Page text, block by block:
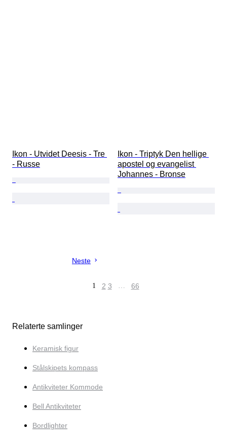
Ikon - Utvidet Deesis - Tre
- Russe
Ikon - Triptyk Den hellige
apostel og evangelist
Johannes - Bronse
Neste
1 2 3 … 66
Relaterte samlinger
Keramisk figur
Stålskipets kompass
Antikviteter Kommode
Bell Antikviteter
Bordlighter